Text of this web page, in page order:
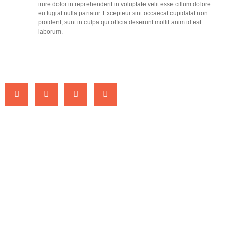
irure dolor in reprehenderit in voluptate velit esse cillum dolore
eu fugiat nulla pariatur. Excepteur sint occaecat cupidatat non
proident, sunt in culpa qui officia deserunt mollit anim id est
laborum.